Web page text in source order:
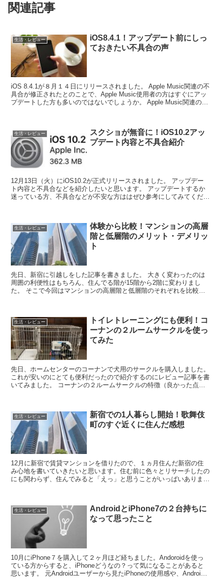
関連記事
生活・レビュー
iOS8.4.1！アップデート前にしっ
ておきたい不具合の声
iOS 8.4.1が８月１４日にリリースされました。 Apple Music関連の不
具合が修正されたとのことで、Apple Music使用者の方はすぐにアッ
プデートした方も多いのではないでしょうか。 Apple Music関連のバ
生活・レビュー
スクショが無音に！iOS10.2アッ
プデート内容と不具合紹介
12月13日（火）にiOS10.2が正式リリースされました。 アップデー
ト内容と不具合などを紹介したいと思います。 アップデートするか
迷っている方、不具合などが不安な方ははぜひ参考にしてみてくださ
生活・レビュー
体験から比較！マンションの高層
階と低層階のメリット・デメリッ
ト
先日、新宿に引越しをした記事を書きました。 大きく変わったのは
周囲の利便性はもちろん、住んでる階が15階から2階に変わりまし
た。 そこで今回はマンションの高層階と低層階のそれぞれを比較
生活・レビュー
トイレトレーニングにも便利！コ
ーナンの２ルームサークルを使っ
てみた
先日、ホームセンターのコーナンで犬用のサークルを購入しました。
これが安いのにとても便利だったので紹介するのにレビュー記事を書
いてみました。 コーナンの２ルームサークルの特徴（良かった点）
生活・レビュー
新宿での1人暮らし開始！歌舞伎
町のすぐ近くに住んだ感想
12月に新宿で賃貸マンションを借りたので、１ヵ月住んだ新宿の住
み心地を書いていきたいと思います。住む前に色々とリサーチしたの
にも関わらず、住んでみると「えっ」と思うことがいっぱいありまし
生活・レビュー
AndroidとiPhone7の２台持ちに
なって思ったこと
10月にiPhone７を購入して２ヶ月ほど経ちました。Andoroidを使っ
ている方からすると、iPhoneどうなの？って気になることがあると
思います。 元Androidユーザーから見たiPhoneの使用感や、Android